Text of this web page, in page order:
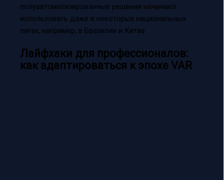
полуавтоматизированные решения начинают
использовать даже в некоторых национальных
лигах, например, в Бразилии и Китае.
Лайфхаки для профессионалов:
как адаптироваться к эпохе VAR